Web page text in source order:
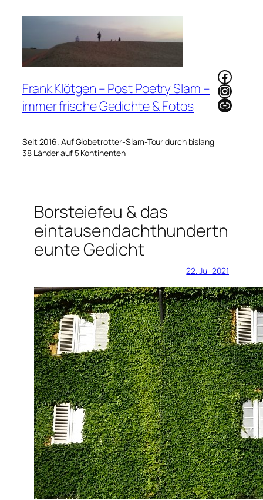
Frank Klötgen – Post Poetry Slam –
immer frische Gedichte & Fotos
Seit 2016. Auf Globetrotter-Slam-Tour durch bislang
38 Länder auf 5 Kontinenten
Link
Borsteiefeu & das
eintausendachthundertn
eunte Gedicht
22. Juli 2021